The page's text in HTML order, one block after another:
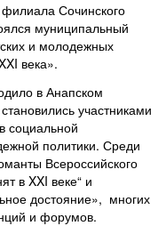
Вход
Сочинского
муниципальный
и молодежных
века».
в Анапском
участниками
социальной
политики. Среди
Всероссийского
в XXI веке“ и
достояние», многих
и форумов.